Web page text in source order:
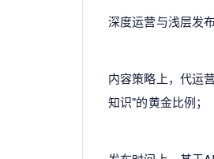
深度运营与浅层发
内容策略上，代运
知识"的黄金比例；